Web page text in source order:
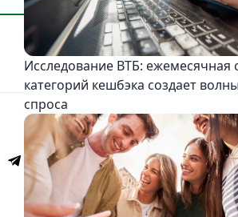
Исследование ВТБ: ежемесячная
категорий кешбэка создает волны
спроса